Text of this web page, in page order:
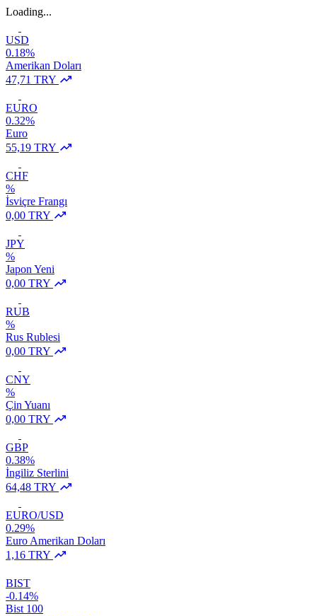
Loading...
USD
0.18%
Amerikan Doları
47,71 TRY
EURO
0.32%
Euro
55,19 TRY
CHF
%
İsviçre Frangı
0,00 TRY
JPY
%
Japon Yeni
0,00 TRY
RUB
%
Rus Rublesi
0,00 TRY
CNY
%
Çin Yuanı
0,00 TRY
GBP
0.38%
İngiliz Sterlini
64,48 TRY
EURO/USD
0.29%
Euro Amerikan Doları
1,16 TRY
BIST
-0.14%
Bist 100